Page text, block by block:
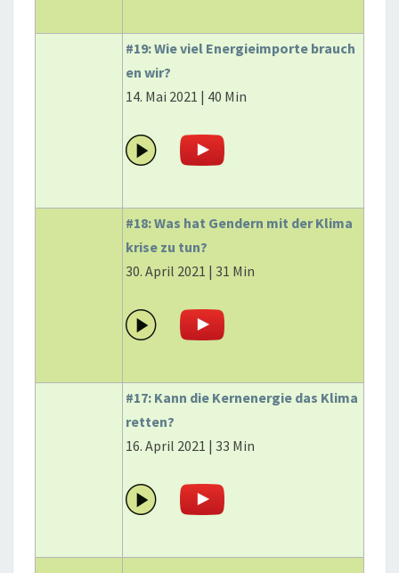
#19: Wie viel Energieimporte brauch
en wir?
14. Mai 2021 | 40 Min
#18: Was hat Gendern mit der Klima
krise zu tun?
30. April 2021 | 31 Min
#17: Kann die Kernenergie das Klima
retten?
16. April 2021 | 33 Min